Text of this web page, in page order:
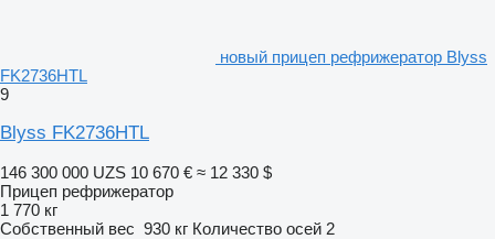
новый прицеп рефрижератор Blyss
FK2736HTL
9
Blyss FK2736HTL
146 300 000 UZS 10 670 € ≈ 12 330 $
Прицеп рефрижератор
1 770 кг
Собственный вес 930 кг Количество осей 2